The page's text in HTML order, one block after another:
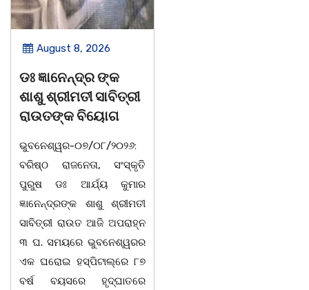
August 8, 2026
ବନ୍ୟା ବିପନ୍ନଙ୍କୁ
ଶୁଖିଲା ଖାଦ୍ୟ ବଣ୍ଟନ
07/08/26 ବନ୍ୟା ବିପନ୍ନଙ୍କ
ଉଦେଶ୍ୟରେ ଦଶରଥପୁର ଯୁବ
କଂଗ୍ରେସ ପକ୍ଷରୁ ରିଲିଫ
ସାମଗ୍ରୀ ବଣ୍ଟନ କରାଯାଇଥିବା
ଦେଖାଯାଇଛି । ବ୍ଲକସ୍ଥ କସପା,
ତରପଦା, ମଲିକାପୁର, ନିଜାମପୁର,
ଦୁଦୁରାଅଣ୍ଟା, କମାରଡିହ, କୟାଁ
ଆଦି ପଞ୍ଚାୟତରେ ପ୍ରାୟ ୧୫
ଶହ ପରିବାରକୁ ମୁଡି, ବିସ୍କୁଟ,